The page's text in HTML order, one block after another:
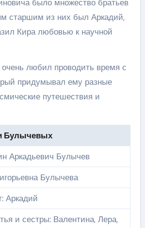
было множество братьев
старшим из них был Аркадий,
Кира любовью к научной
любил проводить время с
придумывал ему разные
путешествия и
Булычевых
Аркадьевич Булычев
Булычева
Аркадий
и сестры: Валентина, Лера,